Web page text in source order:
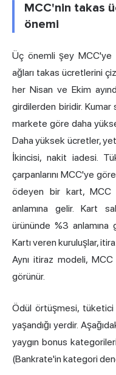
MCC'nin takas
önemi
Üç önemli şey MCC'ye
ağları takas ücretlerini
her Nisan ve Ekim
girdilerden biridir.
markete göre daha
Daha yüksek ücretler,
İkincisi, nakit iadesi.
çarpanlarını MCC'ye
ödeyen bir kart,
anlamına gelir. Kart
ürününde %3
Kartı veren kuruluşlar,
Aynı itiraz modeli,
görünür.
Ödül örtüşmesi, tüketici
yaşandığı yerdir.
yaygın bonus
(Bankrate'in kategori